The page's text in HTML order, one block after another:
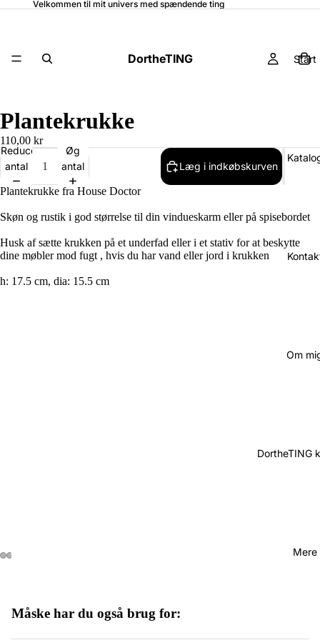
Velkommen til mit univers med spændende ting
DortheTING Start
Om
DortheTING
Mere
Plantekrukke
110,00 kr
Reducer
antal
Øg
antal
Læg i indkøbskurven
Plantekrukke fra House Doctor
Skøn og rustik i god størrelse til din vindueskarm eller på spisebordet
Husk af sætte krukken på et underfad eller i et stativ for at beskytte
dine møbler mod fugt , hvis du har vand eller jord i krukken
h: 17.5 cm, dia: 15.5 cm
Måske har du også brug for: